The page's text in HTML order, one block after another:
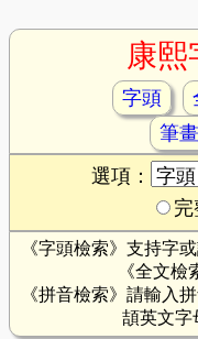
康熙
字頭
筆畫
選項：
完
《字頭檢索》支持字
《全文檢
《拼音檢索》請輸入
頡英文字